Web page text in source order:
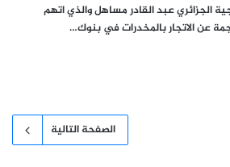
الجزائري عبد القادر مساهل والذي اتهم
عن الاتجار بالمخدرات في بنوك…
الصفحة التالية